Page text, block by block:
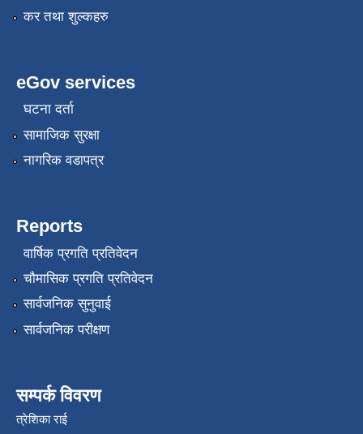
कर तथा शुल्कहरु
eGov services
घटना दर्ता
सामाजिक सुरक्षा
नागरिक वडापत्र
Reports
वार्षिक प्रगति प्रतिवेदन
चौमासिक प्रगति प्रतिवेदन
सार्वजनिक सुनुवाई
सार्वजनिक परीक्षण
सम्पर्क विवरण
त्रेशिका राई